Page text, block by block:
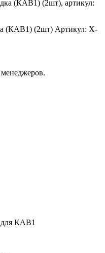
(КАВ1) (2шт) Артикул: X-
для КАВ1